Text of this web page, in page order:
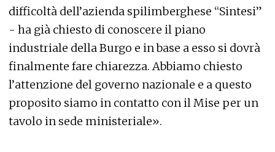
difficoltà dell’azienda spilimberghese “Sintesi”
- ha già chiesto di conoscere il piano
industriale della Burgo e in base a esso si dovrà
finalmente fare chiarezza. Abbiamo chiesto
l’attenzione del governo nazionale e a questo
proposito siamo in contatto con il Mise per un
tavolo in sede ministeriale».